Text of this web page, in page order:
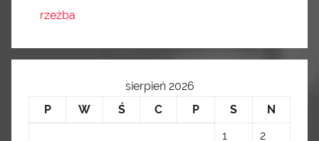
rzeźba
sierpień 2026
P
W Ś C P S
N
1
2